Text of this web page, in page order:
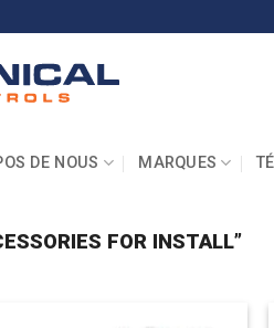
DE NOUS MARQUES
FOR INSTALL”